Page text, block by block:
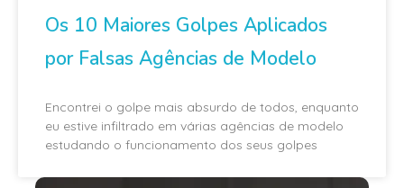
Os 10 Maiores Golpes Aplicados
por Falsas Agências de Modelo
Encontrei o golpe mais absurdo de todos, enquanto
eu estive infiltrado em várias agências de modelo
estudando o funcionamento dos seus golpes